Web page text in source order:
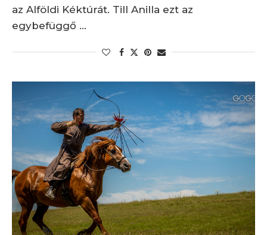
az Alföldi Kéktúrát. Till Anilla ezt az
egybefüggő …